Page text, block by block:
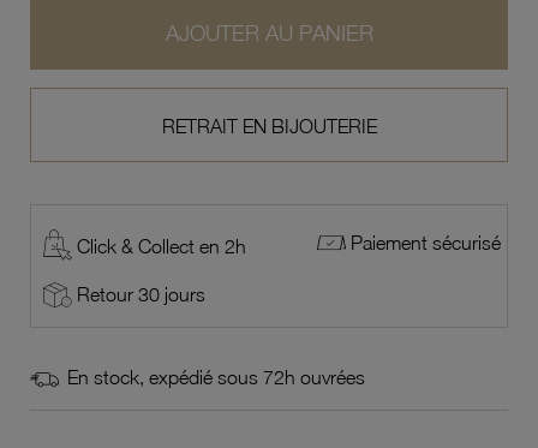
AJOUTER AU PANIER
RETRAIT EN BIJOUTERIE
Click & Collect en 2h Paiement sécurisé
Retour 30 jours
En stock, expédié sous 72h ouvrées